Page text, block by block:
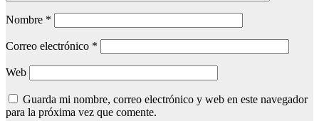
Nombre *
Correo electrónico *
Web
Guarda mi nombre, correo electrónico y web en este navegador
para la próxima vez que comente.